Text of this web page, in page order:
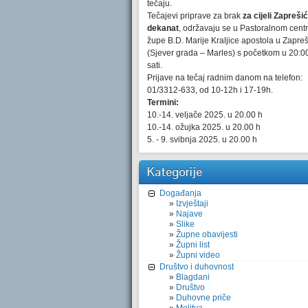
tečaju.
Tečajevi priprave za brak za cijeli
dekanat, održavaju se u Pastoralnom
župe B.D. Marije Kraljice apostola u
(Sjever grada – Marles) s početkom u
sati.
Prijave na tečaj radnim danom na telefon:
01/3312-633, od 10-12h i 17-19h.
Termini:
10.-14. veljače 2025. u 20.00 h
10.-14. ožujka 2025. u 20.00 h
5. - 9. svibnja 2025. u 20.00 h
Kategorije
Događanja
Izvještaji
Najave
Slike
Župne obavijesti
Župni list
Župni video
Društvo i duhovnost
Blagdani
Društvo
Duhovne priče